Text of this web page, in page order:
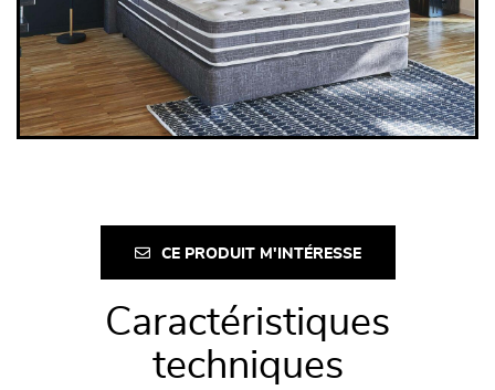
CE PRODUIT M'INTÉRESSE
Caractéristiques
techniques